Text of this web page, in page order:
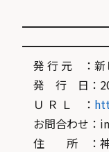
発 行 元 ：新
発 行 日：
Ｕ Ｒ Ｌ ：
お問合わせ：
住 所 ：神戸